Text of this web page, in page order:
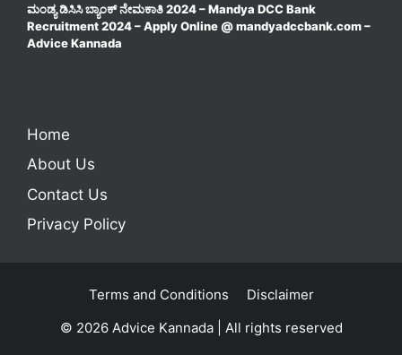
ಮಂಡ್ಯ ಡಿಸಿಸಿ ಬ್ಯಾಂಕ್ ನೇಮಕಾತಿ 2024 – Mandya DCC Bank
Recruitment 2024 – Apply Online @ mandyadccbank.com –
Advice Kannada
Home
About Us
Contact Us
Privacy Policy
Terms and Conditions
Disclaimer
© 2026 Advice Kannada | All rights reserved